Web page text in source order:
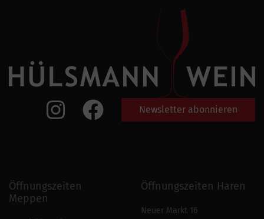
Newsletter abonnieren
Öffnungszeiten
Meppen
Öffnungszeiten Haren
Neuer Markt 16